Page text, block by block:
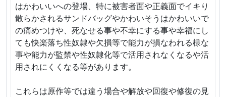
はかわいいへの登場、特に被害者面や正義面でイキり
散らかされるサンドバッグやかわいそうはかわいいで
の痛めつけや、死なせる事や不幸にする事や幸福にし
ても快楽落ち性奴隷や欠損等で能力が損なわれる様な
事や能力が監禁や性奴隷化等で活用されなくなるや活
用されにくくなる等があります。
これらは原作等では違う場合や解放や回復や修復の見